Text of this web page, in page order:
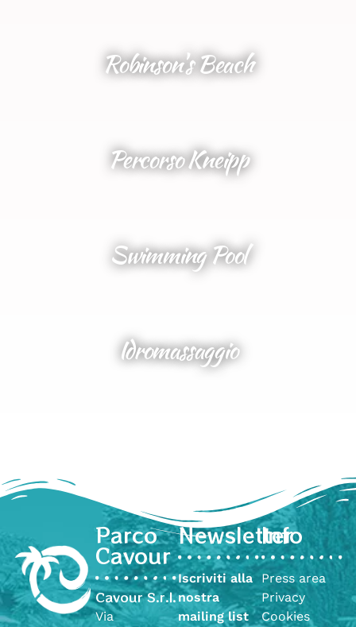
Robinson's Beach
Percorso Kneipp
Swimming Pool
Idromassaggio
Parco
Cavour
Cavour S.r.l.
Via
Newsletter
Iscriviti alla
nostra
mailing list
Info
Press area
Privacy
Cookies